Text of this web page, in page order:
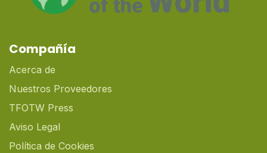
Compañía
Acerca de
Nuestros Proveedores
TFOTW Press
Aviso Legal
Política de Cookies